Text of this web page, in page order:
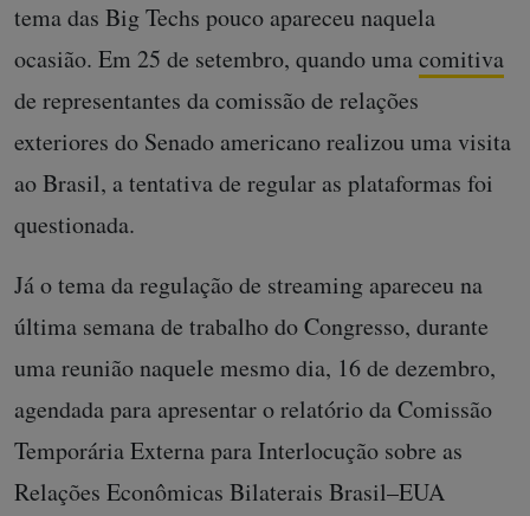
tema das Big Techs pouco apareceu naquela
ocasião. Em 25 de setembro, quando umacomitiva
de representantes da comissão de relações
exteriores do Senado americano realizou uma visita
ao Brasil, a tentativa de regular as plataformas foi
questionada.
Já o tema da regulação de streaming apareceu na
última semana de trabalho do Congresso, durante
uma reunião naquele mesmo dia, 16 de dezembro,
agendada para apresentar o relatório da Comissão
Temporária Externa para Interlocução sobre as
Relações Econômicas Bilaterais Brasil–EUA